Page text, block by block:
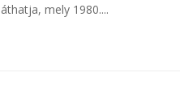
mely 1980....